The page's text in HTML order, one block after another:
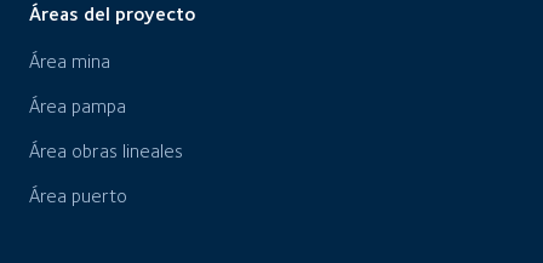
Áreas del proyecto
Área mina
Área pampa
Área obras lineales
Área puerto